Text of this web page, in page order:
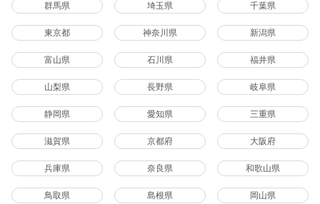
群馬県 埼玉県 千葉県
東京都 神奈川県 新潟県
富山県 石川県 福井県
山梨県 長野県 岐阜県
静岡県 愛知県 三重県
滋賀県 京都府 大阪府
兵庫県 奈良県 和歌山県
鳥取県 島根県 岡山県